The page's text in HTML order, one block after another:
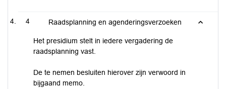
4 Raadsplanning en agenderingsverzoeken
Het presidium stelt in iedere vergadering de
raadsplanning vast.
De te nemen besluiten hierover zijn verwoord in
bijgaand memo.